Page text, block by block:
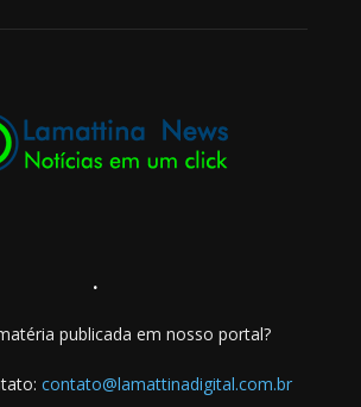
.
publicada em nosso portal?
contato@lamattinadigital.com.br